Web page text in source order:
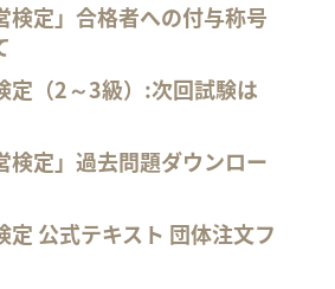
検定」合格者への付与称号
定（2～3級）:次回試験は
検定」過去問題ダウンロー
定 公式テキスト 団体注文フ